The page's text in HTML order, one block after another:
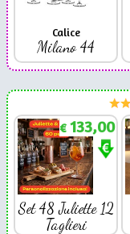
Calice
Milano 44
€ 133,00
Set 48 Juliette 12
Taglieri